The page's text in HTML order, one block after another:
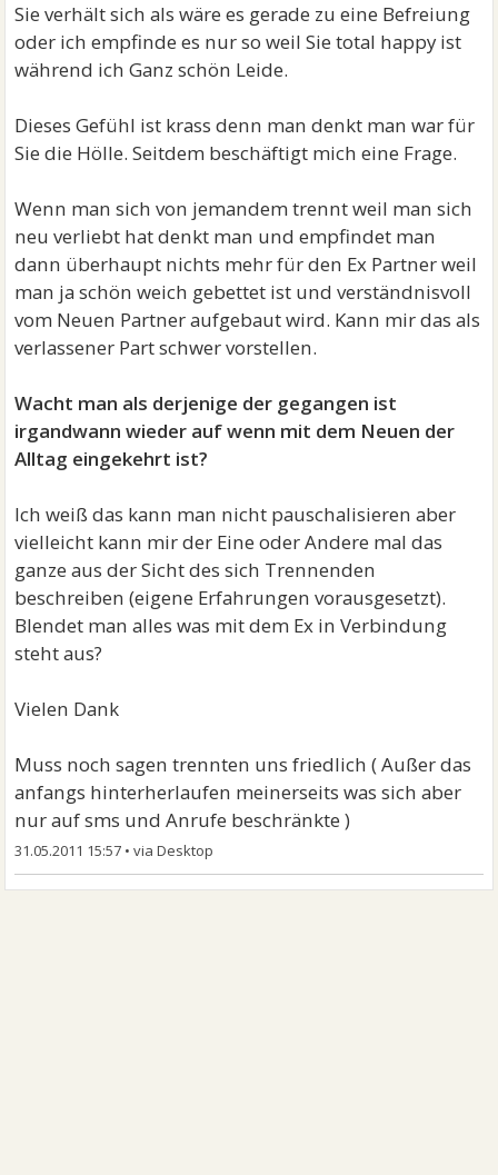
Sie verhält sich als wäre es gerade zu eine Befreiung
oder ich empfinde es nur so weil Sie total happy ist
während ich Ganz schön Leide.
Dieses Gefühl ist krass denn man denkt man war für
Sie die Hölle. Seitdem beschäftigt mich eine Frage.
Wenn man sich von jemandem trennt weil man sich
neu verliebt hat denkt man und empfindet man
dann überhaupt nichts mehr für den Ex Partner weil
man ja schön weich gebettet ist und verständnisvoll
vom Neuen Partner aufgebaut wird. Kann mir das als
verlassener Part schwer vorstellen.
Wacht man als derjenige der gegangen ist
irgandwann wieder auf wenn mit dem Neuen der
Alltag eingekehrt ist?
Ich weiß das kann man nicht pauschalisieren aber
vielleicht kann mir der Eine oder Andere mal das
ganze aus der Sicht des sich Trennenden
beschreiben (eigene Erfahrungen vorausgesetzt).
Blendet man alles was mit dem Ex in Verbindung
steht aus?
Vielen Dank
Muss noch sagen trennten uns friedlich ( Außer das
anfangs hinterherlaufen meinerseits was sich aber
nur auf sms und Anrufe beschränkte )
31.05.2011 15:57 •